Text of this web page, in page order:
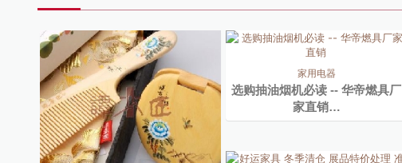
家用电器
选购抽油烟机必读 -- 华帝燃具厂
家直销…